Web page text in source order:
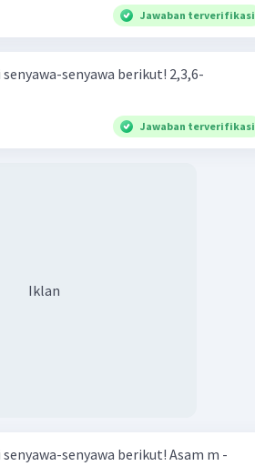
Jawaban terverifikasi
senyawa berikut! 2,3,6-
Jawaban terverifikasi
Iklan
senyawa berikut! Asam m -